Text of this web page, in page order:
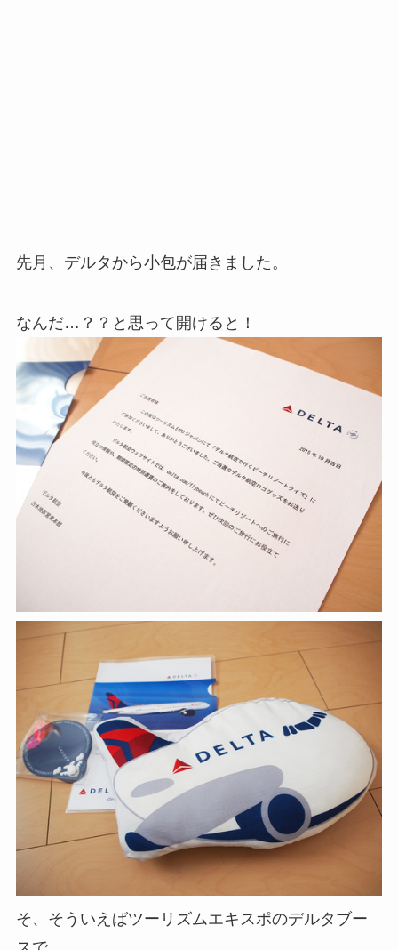
先月、デルタから小包が届きました。
なんだ…？？と思って開けると！
そ、そういえばツーリズムエキスポのデルタブー